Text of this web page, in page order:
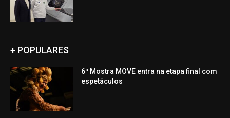
+ POPULARES
6ª Mostra MOVE entra na etapa final com
espetáculos